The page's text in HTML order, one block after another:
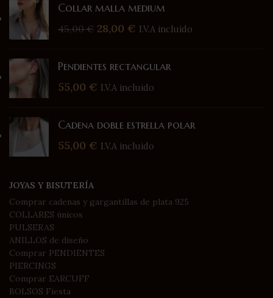
Collar malla medium
45,00€ 28,00 € I.V.A incluido
Pendientes rectangular
55,00 € I.V.A incluido
Cadena doble estrella polar
55,00 € I.V.A incluido
JOYAS Y BISUTERÍA
Comprar cadenas y gargantillas de plata 925
COLLARES únicos
PULSERAS
ANILLOS de diseño
Comprar PENDIENTES
PIERCINGS
Comprar EARCUFF
BOLSOS Fiesta